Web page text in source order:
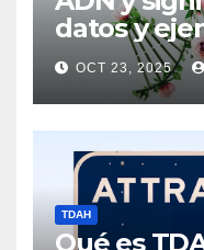
datos y
OCT 23, 2025
TDAH
Qué es